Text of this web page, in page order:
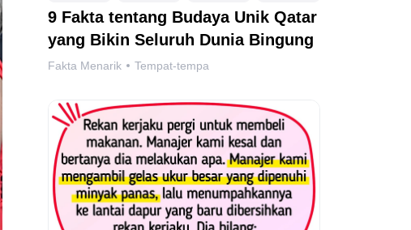
9 Fakta tentang Budaya Unik Qatar
yang Bikin Seluruh Dunia Bingung
Fakta Menarik Tempat-tempa